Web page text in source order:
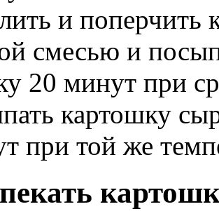
и поперчить
смесью и
20 минут при
картошку
при той же